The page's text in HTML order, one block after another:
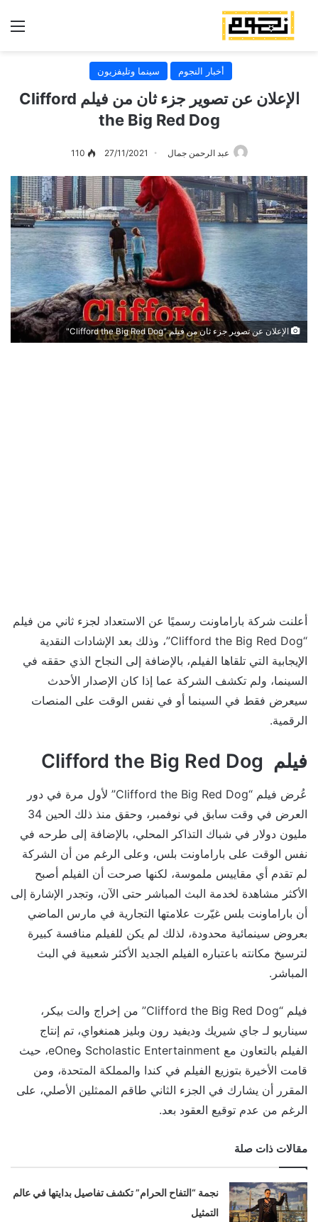
أخبار النجوم سينما وتليفزيون
الإعلان عن تصوير جزء ثان من فيلم Clifford
the Big Red Dog
عبد الرحمن جمال 27/11/2021
110
الإعلان عن تصوير جزء ثان من فيلم "Clifford the Big Red Dog"
أعلنت شركة باراماونت رسميًا عن الاستعداد لجزء ثاني من فيلم
“Clifford the Big Red Dog”، وذلك بعد الإشادات النقدية
الإيجابية التي تلقاها الفيلم، بالإضافة إلى النجاح الذي حققه في
السينما، ولم تكشف الشركة عما إذا كان الإصدار الأحدث
سيعرض فقط في السينما أو في نفس الوقت على المنصات
الرقمية.
فيلم Clifford the Big Red Dog
عُرض فيلم “Clifford the Big Red Dog” لأول مرة في دور
العرض في وقت سابق في نوفمبر، وحقق منذ ذلك الحين 34
مليون دولار في شباك التذاكر المحلي، بالإضافة إلى طرحه في
نفس الوقت على باراماونت بلس، وعلى الرغم من أن الشركة
لم تقدم أي مقاييس ملموسة، لكنها صرحت أن الفيلم أصبح
الأكثر مشاهدة لخدمة البث المباشر حتى الآن، وتجدر الإشارة إلى
أن باراماونت بلس غيّرت علامتها التجارية في مارس الماضي
بعروض سينمائية محدودة، لذلك لم يكن للفيلم منافسة كبيرة
لترسيخ مكانته باعتباره الفيلم الجديد الأكثر شعبية في البث
المباشر.
فيلم “Clifford the Big Red Dog” من إخراج والت بيكر،
سيناريو لـ جاي شيريك وديفيد رون وبليز همنغواي، تم إنتاج
الفيلم بالتعاون مع Scholastic Entertainment وeOne، حيث
قامت الأخيرة بتوزيع الفيلم في كندا والمملكة المتحدة، ومن
المقرر أن يشارك في الجزء الثاني طاقم الممثلين الأصلي، على
الرغم من عدم توقيع العقود بعد.
مقالات ذات صلة
نجمة “التفاح الحرام” تكشف تفاصيل بدايتها في عالم
التمثيل